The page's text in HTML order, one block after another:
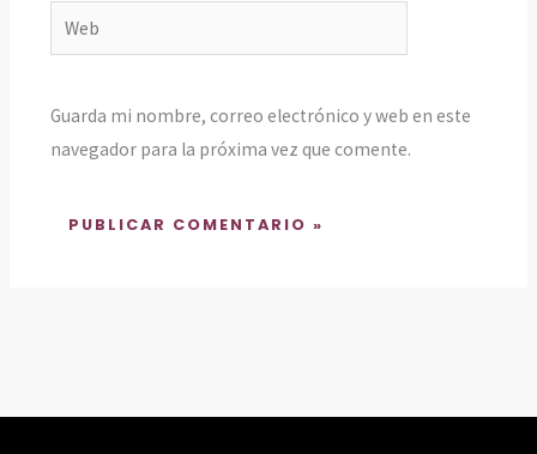
Web
Guarda mi nombre, correo electrónico y web en este
navegador para la próxima vez que comente.